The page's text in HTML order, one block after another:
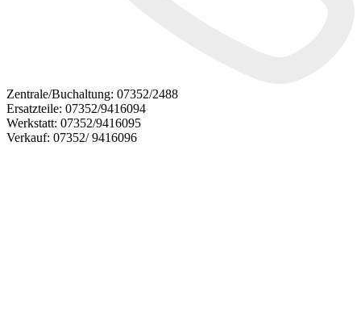
Zentrale/Buchaltung: 07352/2488
Ersatzteile: 07352/9416094
Werkstatt: 07352/9416095
Verkauf: 07352/ 9416096